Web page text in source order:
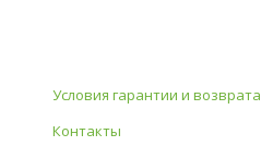
Условия гарантии и возврата
Контакты